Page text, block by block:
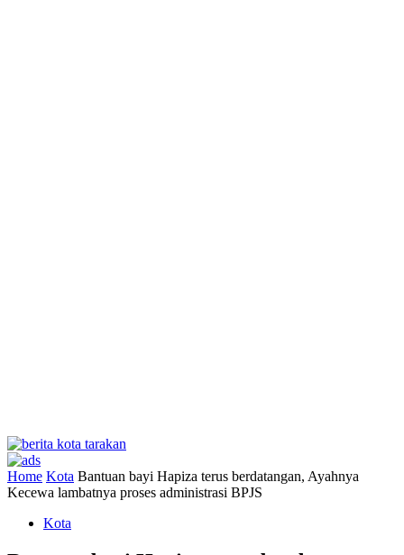
Home Kota Bantuan bayi Hapiza terus berdatangan, Ayahnya
Kecewa lambatnya proses administrasi BPJS
Kota